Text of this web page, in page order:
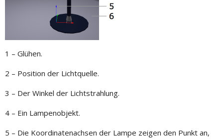
1 – Glühen.
2 – Position der Lichtquelle.
3 – Der Winkel der Lichtstrahlung.
4 – Ein Lampenobjekt.
5 – Die Koordinatenachsen der Lampe zeigen den Punkt an,